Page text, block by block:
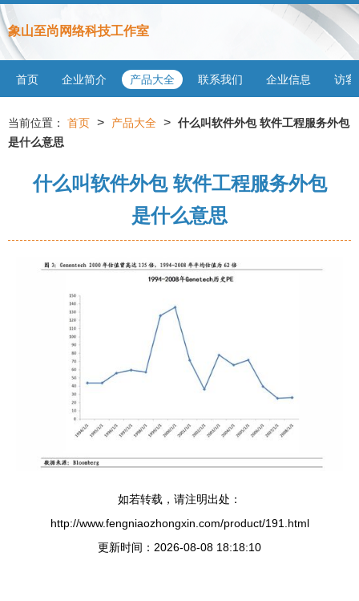
象山至尚网络科技工作室
首页 企业简介 产品大全 联系我们 企业信息 访客
当前位置： 首页 > 产品大全 > 什么叫软件外包 软件工程服务外包
是什么意思
什么叫软件外包 软件工程服务外包
是什么意思
如若转载，请注明出处：
http://www.fengniaozhongxin.com/product/191.html
更新时间：2026-08-08 18:18:10